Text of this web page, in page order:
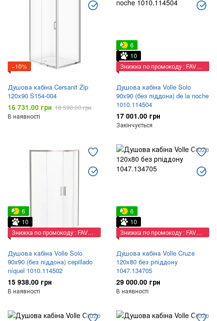
−10%
Душова кабіна Cersanit Zip
120x90 S154-004
16 731.00 грн 18 590.00 грн
В наявності
6
10
Знижка по промокоду : FAVORIT
Душова кабіна Volle Solo
90x90 (без піддона) de la noche
1010.114504
17 001.00 грн
Закінчується
6
10
Знижка по промокоду : FAVORIT
Душова кабіна Volle Solo
90x90 (без піддона) cepillado
níquel 1010.114502
15 938.00 грн
В наявності
6
10
Знижка по промокоду : FAVORIT
Душова кабіна Volle Cruze
120x80 без рпіддону
1047.134705
29 000.00 грн
В наявності